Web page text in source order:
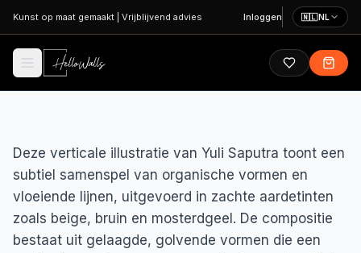
Ga naar hoofdinhoud
Kunst op maat gemaakt Vrijblijvend advies Inloggen 🇳🇱NL
Deze verticale illustratie van Yuli Saputra toont een
subtiel samenspel van organische vormen en
vloeiende lijnen, uitgevoerd in zachte aardetinten
zoals beige, bruin en mosterdgeel. De compositie
bestaat uit gelaagde, golvende vormen die een